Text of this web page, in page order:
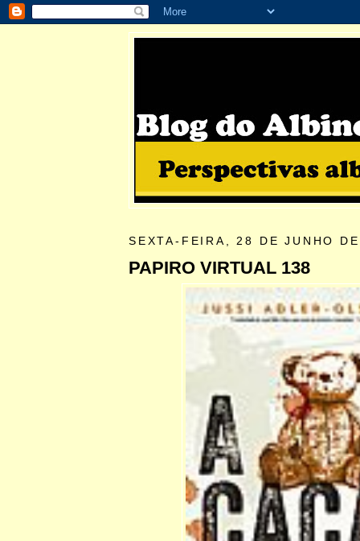
SEXTA-FEIRA, 28 DE JUNHO
PAPIRO VIRTUAL 138